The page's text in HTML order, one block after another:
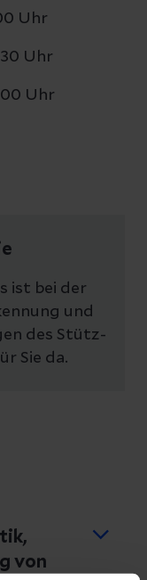
Uhr
Uhr
Uhr
ist bei der
und
des Stütz-
Sie da.
von